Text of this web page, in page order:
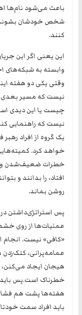
باعث می‌شود نام‌ها
شخص خودشان بشوند
کنند.
این یعنی اگر این
وابسته به شبکه‌های
وقتی یکی دو هفته
نیست که مسیر بعدی
چیست یا این دیدی
نیست که راهنمایی
یک گروه از افراد
خواهد کرد.
خطرات ضعیف‌شدن و
افتاد، را بدانند و
روشن بماند.
پس استراتژی‌داشتن
عملیات‌ها از روی
«کافی» نیست. انجام
عمامه‌پرانی،
هیجان ایجاد
خطرناک است.پس باید
هفته‌ها پشت هم فشار
باید افراد سمت